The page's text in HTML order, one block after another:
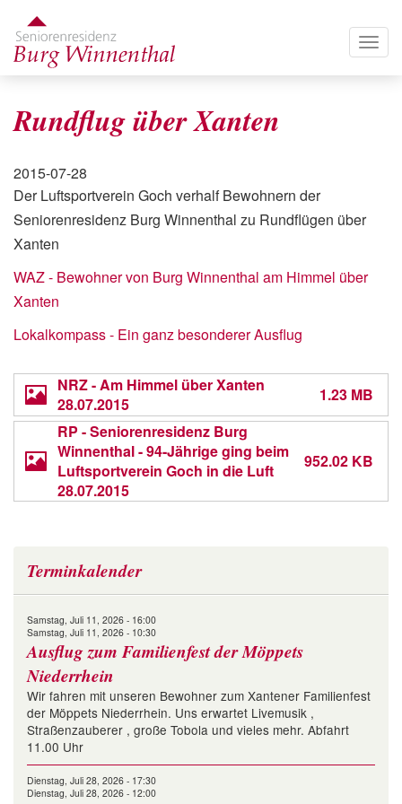
zum
Inhalt
Rundflug über Xanten
Veröffentlichungsdatum
2015-07-28
Der Luftsportverein Goch verhalf Bewohnern der
Seniorenresidenz Burg Winnenthal zu Rundflügen über
Xanten
WAZ - Bewohner von Burg Winnenthal am Himmel über
Xanten
Lokalkompass - Ein ganz besonderer Ausflug
NRZ - Am Himmel über Xanten
28.07.2015
1.23 MB
RP - Seniorenresidenz Burg
Winnenthal - 94-Jährige ging beim
Luftsportverein Goch in die Luft
28.07.2015
952.02 KB
Terminkalender
Samstag, Juli 11, 2026 - 16:00
Samstag, Juli 11, 2026 - 10:30
Ausflug zum Familienfest der Möppets
Niederrhein
Wir fahren mit unseren Bewohner zum Xantener Familienfest
der Möppets Niederrhein. Uns erwartet Livemusik ,
Straßenzauberer , große Tobola und vieles mehr. Abfahrt
11.00 Uhr
Dienstag, Juli 28, 2026 - 17:30
Dienstag, Juli 28, 2026 - 12:00